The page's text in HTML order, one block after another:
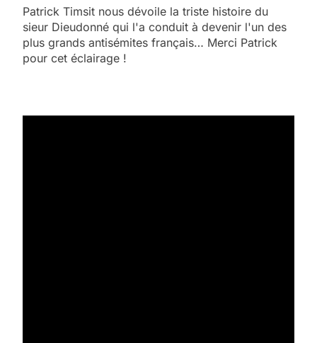
Patrick Timsit nous dévoile la triste histoire du
sieur Dieudonné qui l'a conduit à devenir l'un des
plus grands antisémites français… Merci Patrick
pour cet éclairage !